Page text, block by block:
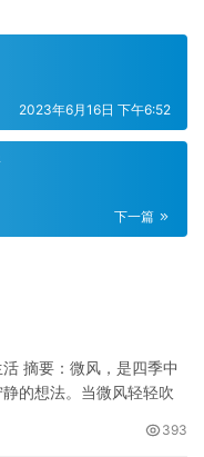
2023年6月16日 下午6:52
下一篇
摘要：微风，是四季中
的想法。当微风轻轻吹
393